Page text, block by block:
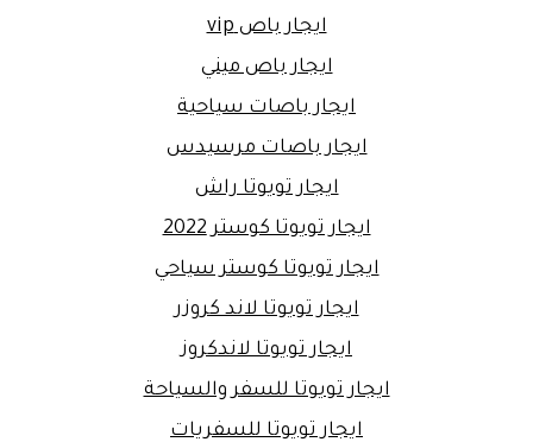
ايجار باص vip
ايجار باص ميني
ايجار باصات سياحية
ايجار باصات مرسيدس
ايجار تويوتا راش
ايجار تويوتا كوستر 2022
ايجار تويوتا كوستر سياحي
ايجار تويوتا لاند كروزر
ايجار تويوتا لاندكروز
ايجار تويوتا للسفر والسياحة
ايجار تويوتا للسفريات